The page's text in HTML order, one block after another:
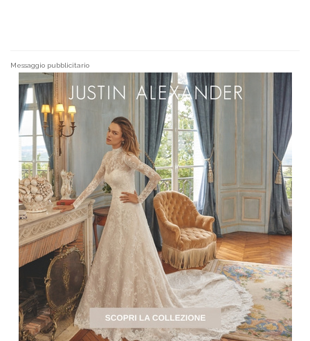
Messaggio pubblicitario